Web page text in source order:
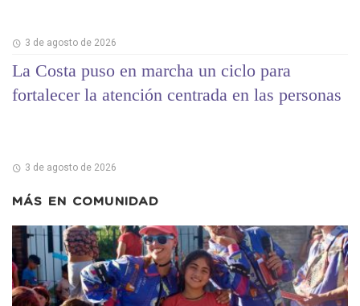
3 de agosto de 2026
La Costa puso en marcha un ciclo para
fortalecer la atención centrada en las personas
3 de agosto de 2026
MÁS EN COMUNIDAD